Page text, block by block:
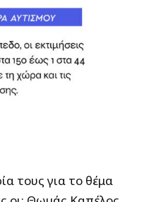
τους για το θέμα